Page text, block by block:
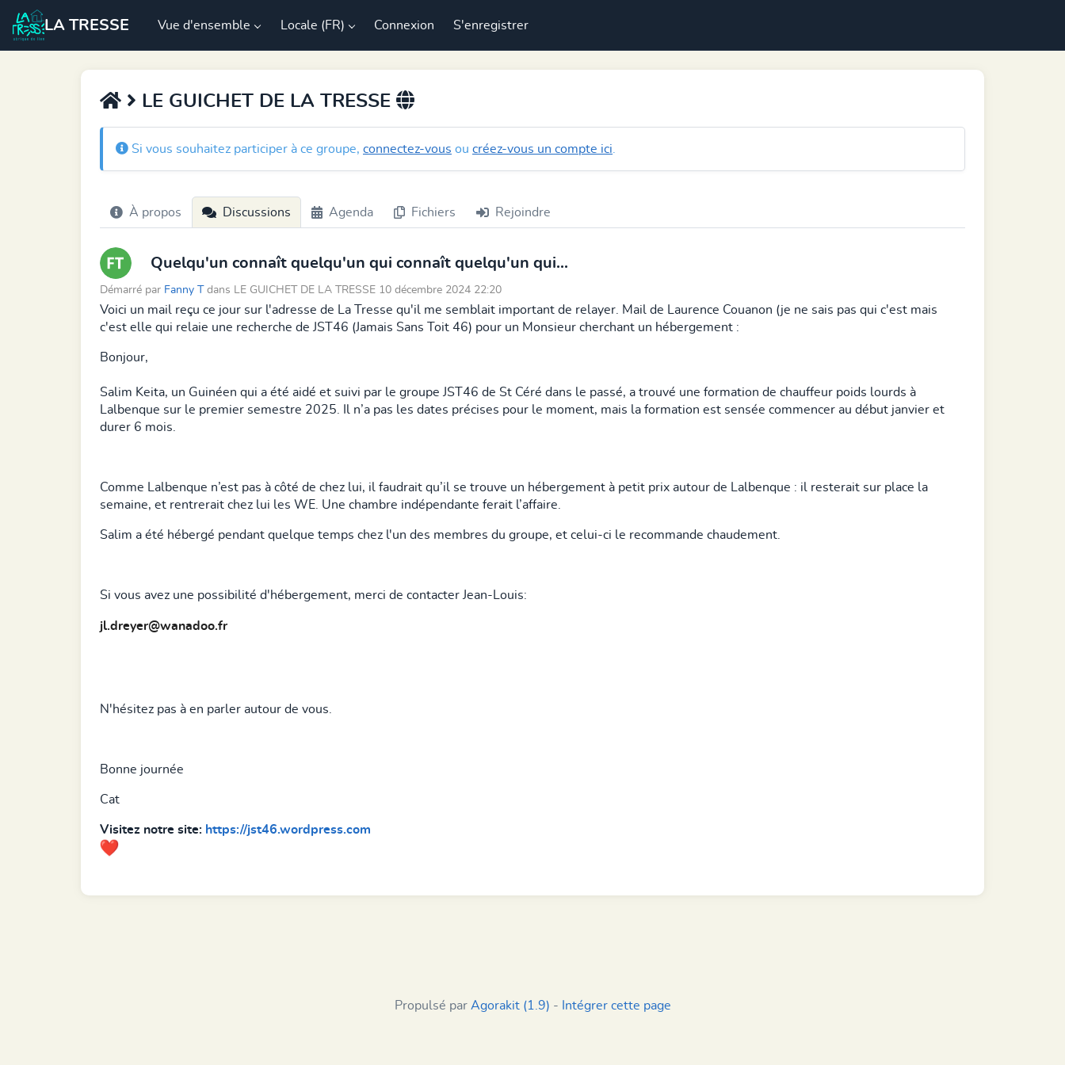
LA TRESSE Vue d'ensemble Locale (FR) Connexion S'enregistrer
LE GUICHET DE LA TRESSE
Si vous souhaitez participer à ce groupe, connectez-vous ou créez-vous un compte ici
À propos Discussions Agenda Fichiers Rejoindre
Quelqu'un connaît quelqu'un qui connaît quelqu'un qui...
Démarré par Fanny T dans LE GUICHET DE LA TRESSE 10 décembre 2024 22:20
Voici un mail reçu ce jour sur l'adresse de La Tresse qu'il me semblait important de relayer. Mail de Laurence Couanon (je ne sais pas qui c'est mais
c'est elle qui relaie une recherche de JST46 (Jamais Sans Toit 46) pour un Monsieur cherchant un hébergement :
Bonjour,
Salim Keita, un Guinéen qui a été aidé et suivi par le groupe JST46 de St Céré dans le passé, a trouvé une formation de chauffeur poids lourds à
Lalbenque sur le premier semestre 2025. Il n’a pas les dates précises pour le moment, mais la formation est sensée commencer au début janvier et
durer 6 mois.
Comme Lalbenque n’est pas à côté de chez lui, il faudrait qu’il se trouve un hébergement à petit prix autour de Lalbenque : il resterait sur place la
semaine, et rentrerait chez lui les WE. Une chambre indépendante ferait l’affaire.
Salim a été hébergé pendant quelque temps chez l'un des membres du groupe, et celui-ci le recommande chaudement.
Si vous avez une possibilité d'hébergement, merci de contacter Jean-Louis:
jl.dreyer@wanadoo.fr
N'hésitez pas à en parler autour de vous.
Bonne journée
Cat
Visitez notre site: https://jst46.wordpress.com
Propulsé par Agorakit (1.9) - Intégrer cette page